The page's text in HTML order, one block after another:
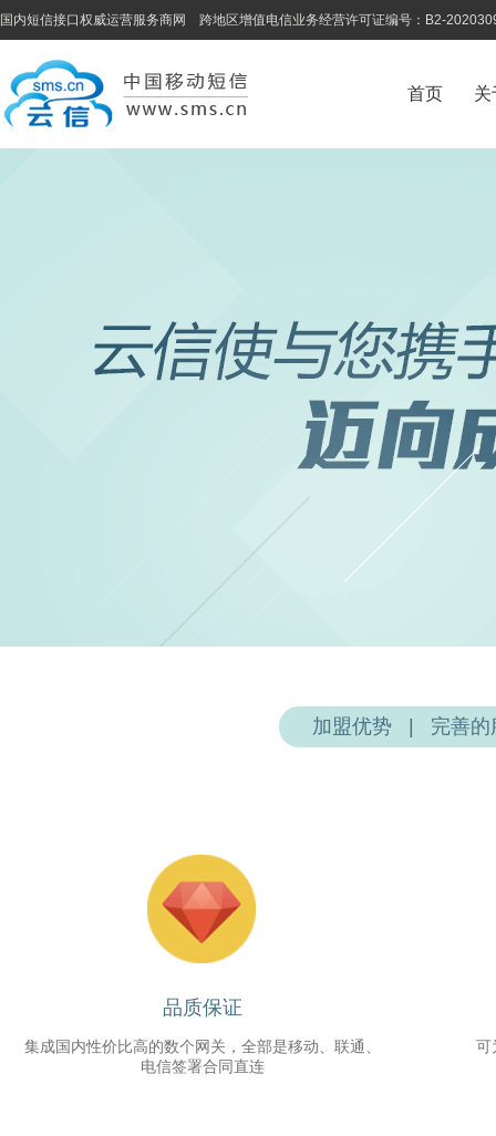
国内短信接口权威运营服务商网 跨地区增值电信业务经营许可证编号：B2-
首页 关
加盟优势 完善
品质保证
集成国内性价比高的数个网关，全部是移动、联通、
电信签署合同直连
可